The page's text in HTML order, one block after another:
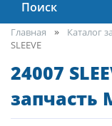
Поиск
Главная
Каталог
SLEEVE
24007
запчасть